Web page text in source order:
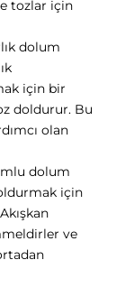
tozlar için
dolum
için bir
doldurur. Bu
olan
dolum
için
ve